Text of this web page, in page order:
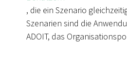
, die ein Szenario
Szenarien sind die
ADOIT, das